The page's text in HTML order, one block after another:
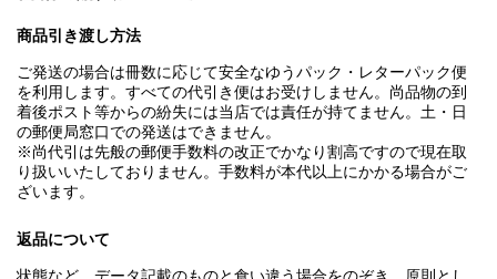
商品引き渡し方法
ご発送の場合は冊数に応じて安全なゆうパック・レターパック便
を利用します。すべての代引き便はお受けしません。尚品物の到
着後ポスト等からの紛失には当店では責任が持てません。土・日
の郵便局窓口での発送はできません。
※尚代引は先般の郵便手数料の改正でかなり割高ですので現在取
り扱いいたしておりません。手数料が本代以上にかかる場合がご
ざいます。
返品について